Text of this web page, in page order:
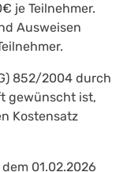
je Teilnehmer.
Ausweisen
852/2004 durch
gewünscht ist,
Kostensatz
01.02.2026